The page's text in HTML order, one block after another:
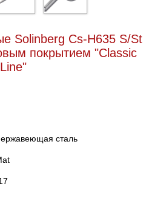
Solinberg Cs-H635 S/St
покрытием "Classic
Line"
сталь